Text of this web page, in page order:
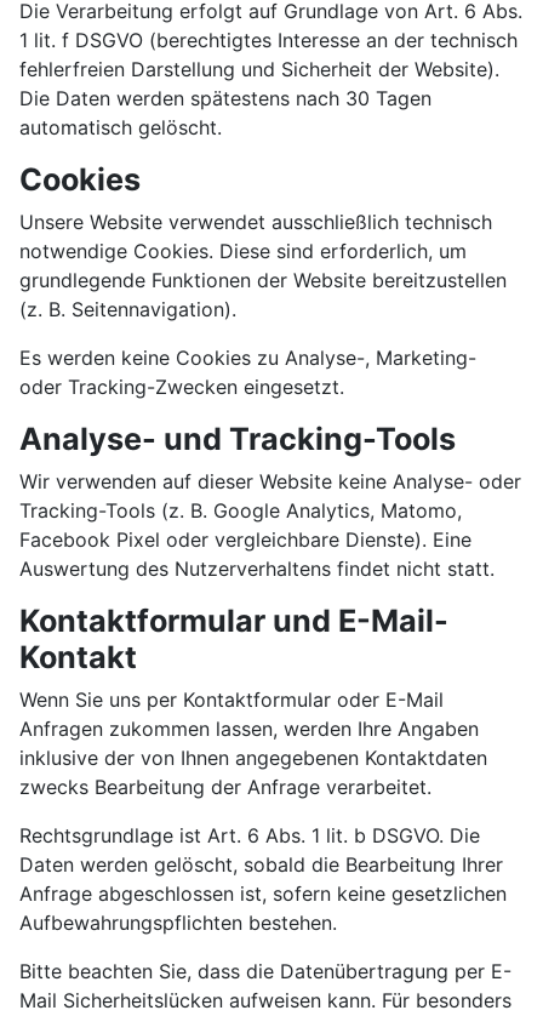
Die Verarbeitung erfolgt auf Grundlage von Art. 6 Abs.
1 lit. f DSGVO (berechtigtes Interesse an der technisch
fehlerfreien Darstellung und Sicherheit der Website).
Die Daten werden spätestens nach 30 Tagen
automatisch gelöscht.
Cookies
Unsere Website verwendet ausschließlich technisch
notwendige Cookies. Diese sind erforderlich, um
grundlegende Funktionen der Website bereitzustellen
(z. B. Seitennavigation).
Es werden keine Cookies zu Analyse-, Marketing-
oder Tracking-Zwecken eingesetzt.
Analyse- und Tracking-Tools
Wir verwenden auf dieser Website keine Analyse- oder
Tracking-Tools (z. B. Google Analytics, Matomo,
Facebook Pixel oder vergleichbare Dienste). Eine
Auswertung des Nutzerverhaltens findet nicht statt.
Kontaktformular und E-Mail-
Kontakt
Wenn Sie uns per Kontaktformular oder E-Mail
Anfragen zukommen lassen, werden Ihre Angaben
inklusive der von Ihnen angegebenen Kontaktdaten
zwecks Bearbeitung der Anfrage verarbeitet.
Rechtsgrundlage ist Art. 6 Abs. 1 lit. b DSGVO. Die
Daten werden gelöscht, sobald die Bearbeitung Ihrer
Anfrage abgeschlossen ist, sofern keine gesetzlichen
Aufbewahrungspflichten bestehen.
Bitte beachten Sie, dass die Datenübertragung per E-
Mail Sicherheitslücken aufweisen kann. Für besonders